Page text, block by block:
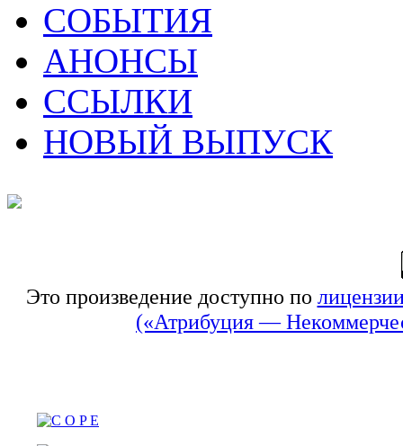
СОБЫТИЯ
АНОНСЫ
ССЫЛКИ
НОВЫЙ ВЫПУСК
Это произведение доступно по
(«Атрибуция —